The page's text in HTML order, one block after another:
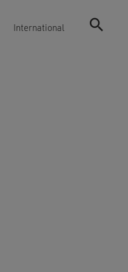
International